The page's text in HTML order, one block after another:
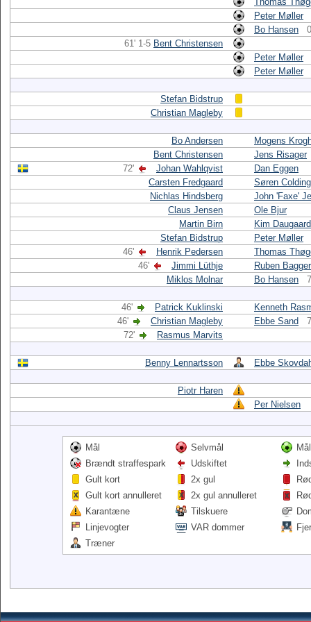
Peter Møller
Bo Hansen
61' 1-5 Bent Christensen
Peter Møller
Peter Møller
Stefan Bidstrup
Christian Magleby
Bo Andersen
Mogens
Bent Christensen
Jens Risager
72'
Johan Wahlqvist
Dan Eggen
Carsten Fredgaard
Søren Colding
Nichlas Hindsberg
John 'Faxe'
Claus Jensen
Ole Bjur
Martin Birn
Kim Daugaard
Stefan Bidstrup
Peter Møller
46'
Henrik Pedersen
Thomas
46'
Jimmi Lüthje
Ruben Bagger
Miklos Molnar
Bo Hansen
46' Patrick Kuklinski
Kenneth
46'
Christian Magleby Ebbe Sand
72'
Rasmus Marvits
Benny Lennartsson Ebbe
Piotr Haren
Per Nielsen
Mål Selvmål
Brændt straffespark
Udskiftet
Gult kort
2x gul
Gult kort annulleret
2x gul annulleret
Karantæne
Tilskuere
Linjevogter
VAR dommer
Træner